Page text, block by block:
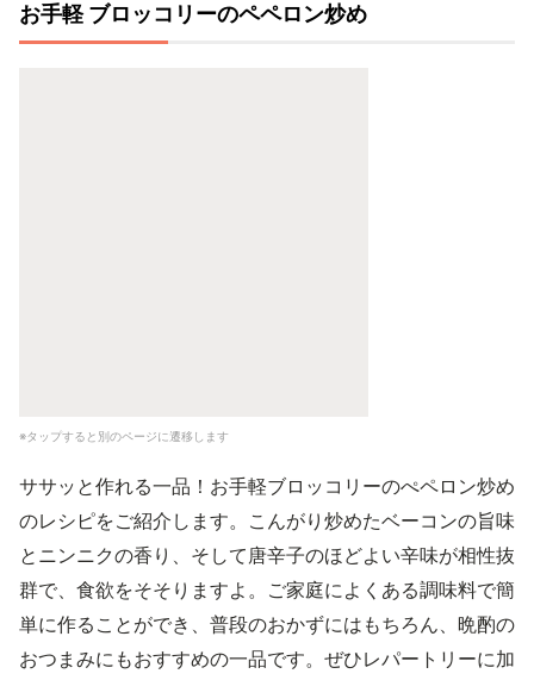
お手軽 ブロッコリーのペペロン炒め
※タップすると別のページに遷移します
ササッと作れる一品！お手軽ブロッコリーのぺペロン炒め
のレシピをご紹介します。こんがり炒めたベーコンの旨味
とニンニクの香り、そして唐辛子のほどよい辛味が相性抜
群で、食欲をそそりますよ。ご家庭によくある調味料で簡
単に作ることができ、普段のおかずにはもちろん、晩酌の
おつまみにもおすすめの一品です。ぜひレパートリーに加